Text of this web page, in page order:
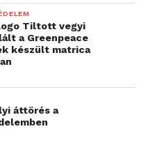
Tiltott vegyi
a Greenpeace
készült matrica
áttörés a